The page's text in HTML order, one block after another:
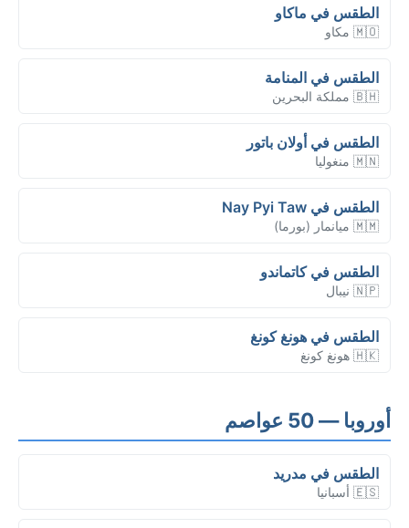
الطقس في ماكاو
🇲🇴 مكاو
الطقس في المنامة
🇧🇭 مملكة البحرين
الطقس في أولان باتور
🇲🇳 منغوليا
الطقس في Nay Pyi Taw
🇲🇲 ميانمار (بورما)
الطقس في كاتماندو
🇳🇵 نيبال
الطقس في هونغ كونغ
🇭🇰 هونغ كونغ
أوروبا — 50 عواصم
الطقس في مدريد
🇪🇸 أسبانيا